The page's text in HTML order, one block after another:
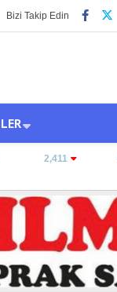
Bizi Takip Edin
2,411